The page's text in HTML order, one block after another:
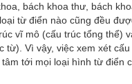
bách khoa thư, bách
từ điển nào cũng đều
vĩ mô (cấu trúc tổng thể)
từ). Vì vậy, việc xem xét
tới mọi loại hình từ điển